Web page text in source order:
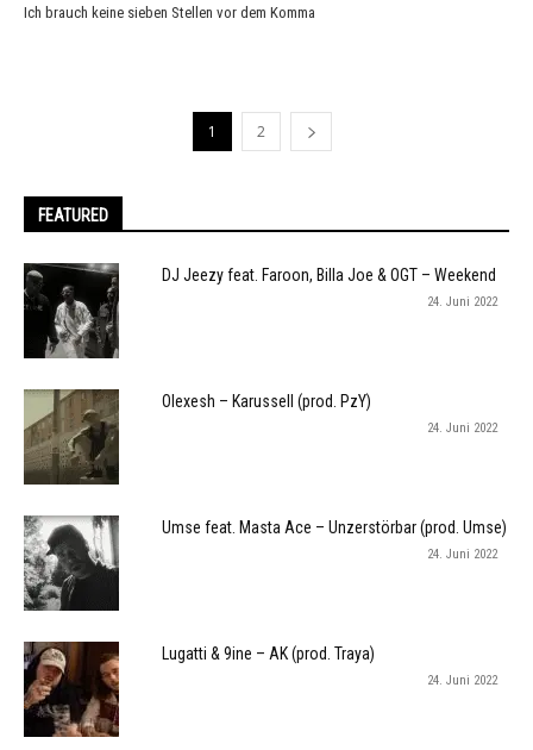
Ich brauch keine sieben Stellen vor dem Komma
1 2
FEATURED
DJ Jeezy feat. Faroon, Billa Joe & OGT – Weekend
24. Juni 2022
Olexesh – Karussell (prod. PzY)
24. Juni 2022
Umse feat. Masta Ace – Unzerstörbar (prod. Umse)
24. Juni 2022
Lugatti & 9ine – AK (prod. Traya)
24. Juni 2022